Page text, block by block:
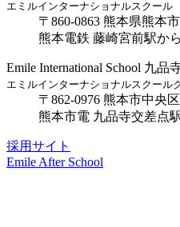
エミルインターナショナルスクール
〒860-0863 熊本県熊本
熊本電鉄 藤崎宮前駅か
Emile International School 九品
エミルインターナショナルスクール
〒862-0976 熊本市中央
熊本市電 九品寺交差点
採用サイト
Emile After School